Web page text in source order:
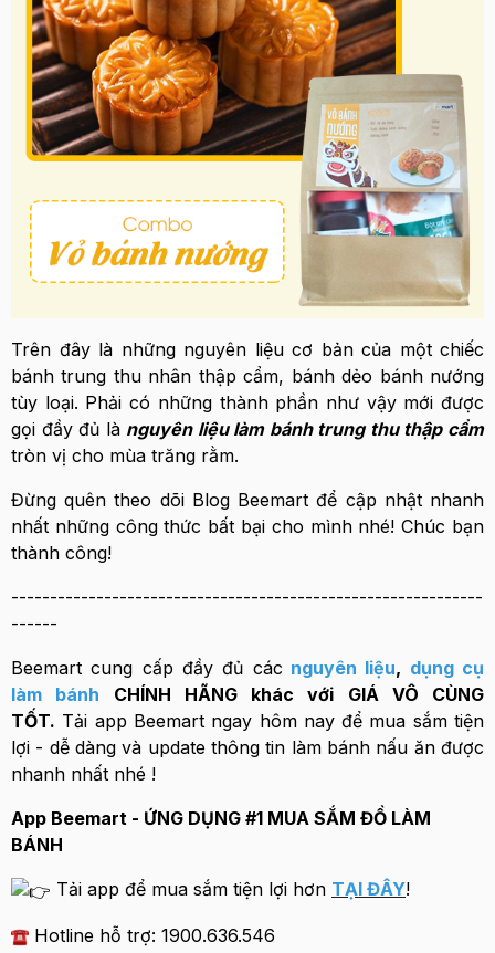
Trên đây là những nguyên liệu cơ bản của một chiếc
bánh trung thu nhân thập cẩm, bánh dẻo bánh nướng
tùy loại. Phải có những thành phần như vậy mới được
gọi đầy đủ là nguyên liệu làm bánh trung thu thập cẩm
tròn vị cho mùa trăng rằm.
Đừng quên theo dõi Blog Beemart để cập nhật nhanh
nhất những công thức bất bại cho mình nhé! Chúc bạn
thành công!
-------------------------------------------------------------
------
Beemart cung cấp đầy đủ các nguyên liệu, dụng cụ
làm bánh CHÍNH HÃNG khác với GIÁ VÔ CÙNG
TỐT. Tải app Beemart ngay hôm nay để mua sắm tiện
lợi - dễ dàng và update thông tin làm bánh nấu ăn được
nhanh nhất nhé !
App Beemart - ỨNG DỤNG #1 MUA SẮM ĐỒ LÀM
BÁNH
Tải app để mua sắm tiện lợi hơn TẠI ĐÂY!
Hotline hỗ trợ: 1900.636.546